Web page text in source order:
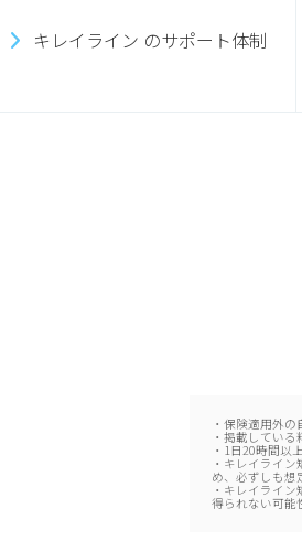
キレイライン のサポート体制
・保険適用外の
・掲載している
・1日20時間以
・キレイライ
め、必ずしも想
・キレイライ
得られない可能